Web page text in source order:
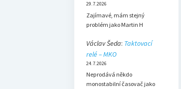
29.7.2026
Zajímavé, mám stejný
problém jako Martin H
Václav Šeda: Taktovací
relé – MKO
24.7.2026
Neprodává někdo
monostabilní časovač jako